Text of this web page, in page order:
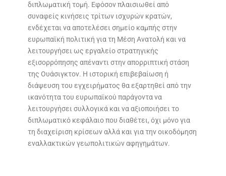
διπλωματική τομή. Εφόσον πλαισιωθεί από
συναφείς κινήσεις τρίτων ισχυρών κρατών,
ενδέχεται να αποτελέσει σημείο καμπής στην
ευρωπαϊκή πολιτική για τη Μέση Ανατολή και να
λειτουργήσει ως εργαλείο στρατηγικής
εξισορρόπησης απέναντι στην απορριπτική στάση
της Ουάσιγκτον. Η ιστορική επιβεβαίωση ή
διάψευση του εγχειρήματος θα εξαρτηθεί από την
ικανότητα του ευρωπαϊκού παράγοντα να
λειτουργήσει συλλογικά και να αξιοποιήσει το
διπλωματικό κεφάλαιο που διαθέτει, όχι μόνο για
τη διαχείριση κρίσεων αλλά και για την οικοδόμηση
εναλλακτικών γεωπολιτικών αφηγημάτων.